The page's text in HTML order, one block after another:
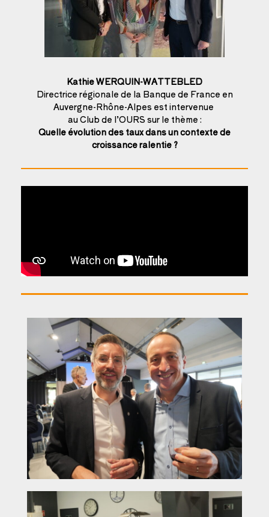
Kathie WERQUIN-WATTEBLED
Directrice régionale de la Banque de France en
Auvergne-Rhône-Alpes est intervenue
au Club de l’OURS sur le thème :
Quelle évolution des taux dans un contexte de
croissance ralentie ?